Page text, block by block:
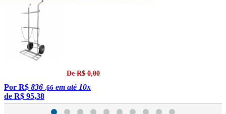
De R$ 0,00
Por R$ 836 ,66 em até 10x
de R$ 95,38